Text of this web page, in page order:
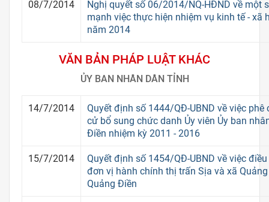
08/7/2014
Nghị quyết số 06/2014/NQ-HĐND về một
mạnh việc thực hiện nhiệm vụ kinh tế - xã
năm 2014
VĂN BẢN PHÁP LUẬT KHÁC
ỦY BAN NHÂN DÂN TỈNH
14/7/2014
Quyết định số 1444/QĐ-UBND về việc phê
cử bổ sung chức danh Ủy viên Ủy ban
Điền nhiệm kỳ 2011 - 2016
15/7/2014
Quyết định số 1454/QĐ-UBND về việc
đơn vị hành chính thị trấn Sịa và xã
Quảng Điền